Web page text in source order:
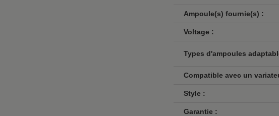
Ampoule(s) fournie(s) :
Voltage :
Types d'ampoules
Compatible avec un
Style :
Garantie :